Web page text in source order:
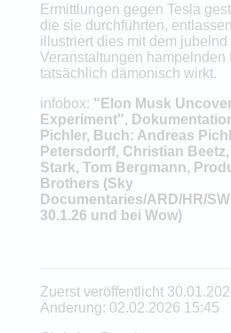
Ermittlungen gegen Tesla
die sie durchführten,
illustriert dies mit dem
Veranstaltungen hampelnden
tatsächlich dämonisch wirkt.
infobox: "Elon Musk
Experiment",
Pichler, Buch: Andreas
Petersdorff, Christian
Stark, Tom Bergmann,
Brothers (Sky
Documentaries/ARD/HR/
30.1.26 und bei Wow)
Zuerst veröffentlicht
Änderung: 02.02.2026 15:45